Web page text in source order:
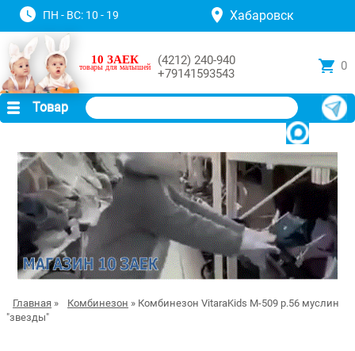
ПН - ВС: 10 - 19 Хабаровск
10 ЗАЕК
товары для малышей
(4212) 240-940
+79141593543
0
Товар
Главная » Комбинезон » Комбинезон VitaraKids М-509 р.56 муслин
"звезды"